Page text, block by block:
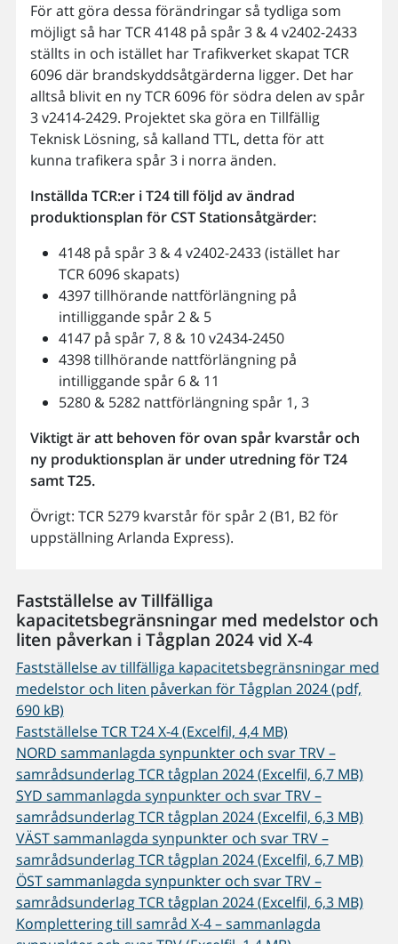
För att göra dessa förändringar så tydliga som
möjligt så har TCR 4148 på spår 3 & 4 v2402-2433
ställts in och istället har Trafikverket skapat TCR
6096 där brandskyddsåtgärderna ligger. Det har
alltså blivit en ny TCR 6096 för södra delen av spår
3 v2414-2429. Projektet ska göra en Tillfällig
Teknisk Lösning, så kalland TTL, detta för att
kunna trafikera spår 3 i norra änden.
Inställda TCR:er i T24 till följd av ändrad
produktionsplan för CST Stationsåtgärder:
4148 på spår 3 & 4 v2402-2433 (istället har
TCR 6096 skapats)
4397 tillhörande nattförlängning på
intilliggande spår 2 & 5
4147 på spår 7, 8 & 10 v2434-2450
4398 tillhörande nattförlängning på
intilliggande spår 6 & 11
5280 & 5282 nattförlängning spår 1, 3
Viktigt är att behoven för ovan spår kvarstår och
ny produktionsplan är under utredning för T24
samt T25.
Övrigt: TCR 5279 kvarstår för spår 2 (B1, B2 för
uppställning Arlanda Express).
Fastställelse av Tillfälliga
kapacitetsbegränsningar med medelstor och
liten påverkan i Tågplan 2024 vid X-4
Fastställelse av tillfälliga kapacitetsbegränsningar med
medelstor och liten påverkan för Tågplan 2024 (pdf,
690 kB)
Fastställelse TCR T24 X-4 (Excelfil, 4,4 MB)
NORD sammanlagda synpunkter och svar TRV –
samrådsunderlag TCR tågplan 2024 (Excelfil, 6,7 MB)
SYD sammanlagda synpunkter och svar TRV –
samrådsunderlag TCR tågplan 2024 (Excelfil, 6,3 MB)
VÄST sammanlagda synpunkter och svar TRV –
samrådsunderlag TCR tågplan 2024 (Excelfil, 6,7 MB)
ÖST sammanlagda synpunkter och svar TRV –
samrådsunderlag TCR tågplan 2024 (Excelfil, 6,3 MB)
Komplettering till samråd X-4 – sammanlagda